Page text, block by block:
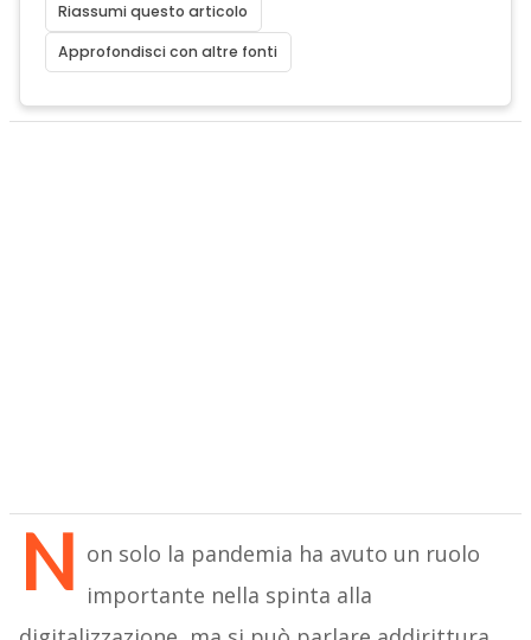
Riassumi questo articolo
Approfondisci con altre fonti
N on solo la pandemia ha avuto un ruolo
importante nella spinta alla